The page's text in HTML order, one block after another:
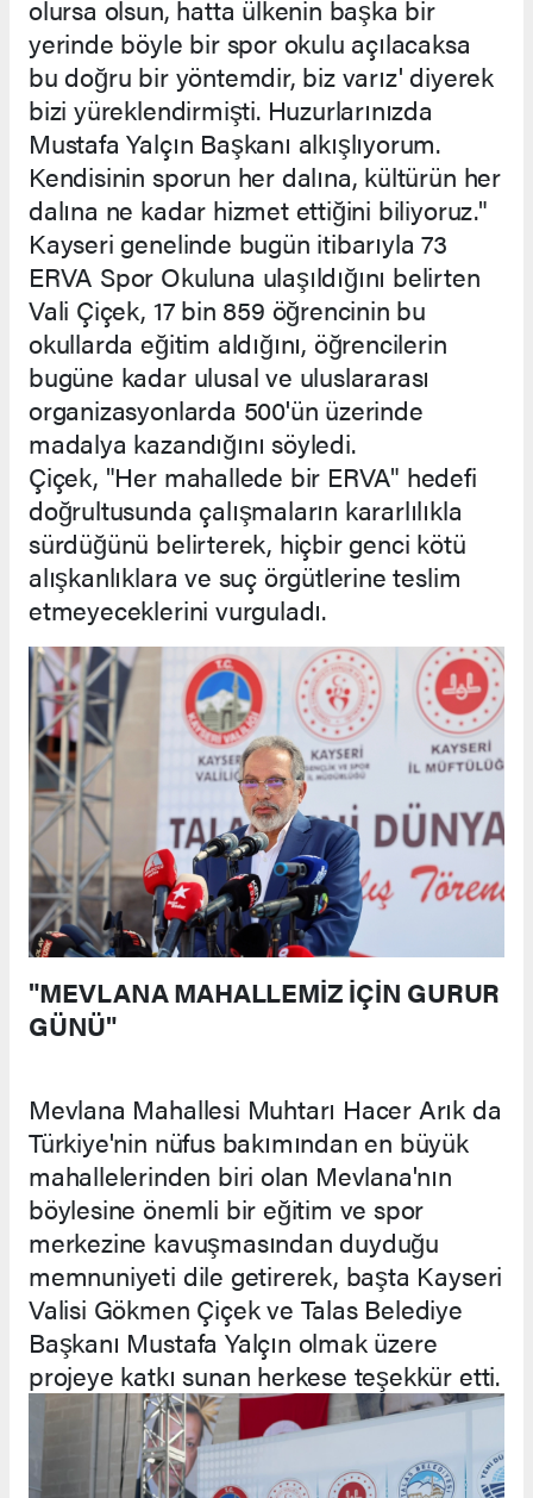
olursa olsun, hatta ülkenin başka bir
yerinde böyle bir spor okulu açılacaksa
bu doğru bir yöntemdir, biz varız' diyerek
bizi yüreklendirmişti. Huzurlarınızda
Mustafa Yalçın Başkanı alkışlıyorum.
Kendisinin sporun her dalına, kültürün her
dalına ne kadar hizmet ettiğini biliyoruz."
Kayseri genelinde bugün itibarıyla 73
ERVA Spor Okuluna ulaşıldığını belirten
Vali Çiçek, 17 bin 859 öğrencinin bu
okullarda eğitim aldığını, öğrencilerin
bugüne kadar ulusal ve uluslararası
organizasyonlarda 500'ün üzerinde
madalya kazandığını söyledi.
Çiçek, "Her mahallede bir ERVA" hedefi
doğrultusunda çalışmaların kararlılıkla
sürdüğünü belirterek, hiçbir genci kötü
alışkanlıklara ve suç örgütlerine teslim
etmeyeceklerini vurguladı.
"MEVLANA MAHALLEMİZ İÇİN GURUR
GÜNÜ"
Mevlana Mahallesi Muhtarı Hacer Arık da
Türkiye'nin nüfus bakımından en büyük
mahallelerinden biri olan Mevlana'nın
böylesine önemli bir eğitim ve spor
merkezine kavuşmasından duyduğu
memnuniyeti dile getirerek, başta Kayseri
Valisi Gökmen Çiçek ve Talas Belediye
Başkanı Mustafa Yalçın olmak üzere
projeye katkı sunan herkese teşekkür etti.